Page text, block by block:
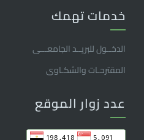
خدمات تهمك
الدخــول للبريــد الجامعـــى
المقترحـات والشكـاوى
عدد زوار الموقع